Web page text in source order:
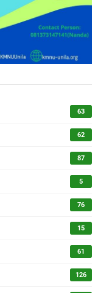
63
62
87
5
76
15
61
126